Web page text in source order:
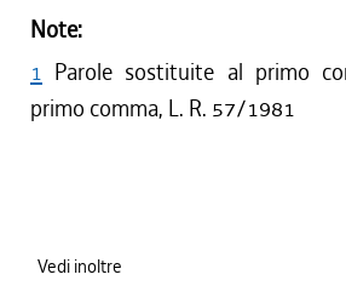
Note:
1 Parole sostituite al primo
primo comma, L. R. 57/1981
Vedi inoltre